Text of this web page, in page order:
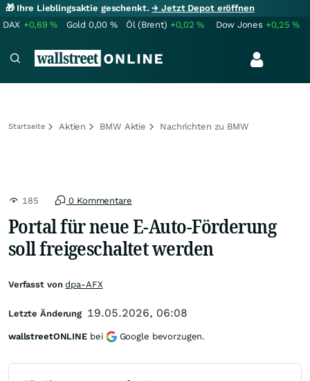
🎁 Ihre Lieblingsaktie geschenkt.→ Jetzt Depot eröffnen
DAX +0,69% Gold 0,00 % Öl (Brent) +0,02% Dow Jones +0,25%
Startseite Aktien BMW Aktie Nachrichten zu BMW
185 0 Kommentare
Portal für neue E-Auto-Förderung
soll freigeschaltet werden
Verfasst vondpa-AFX
Letzte Änderung 19.05.2026, 06:08
wallstreetONLINE bei Google bevorzugen.